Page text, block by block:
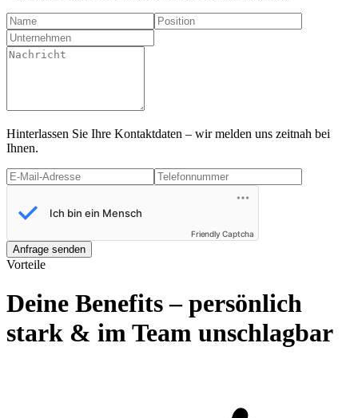
Hinterlassen Sie Ihre Kontaktdaten – wir melden uns zeitnah bei
Ihnen.
Friendly Captcha
Anfrage senden
Vorteile
Deine Benefits– persönlich
stark & im Team unschlagbar